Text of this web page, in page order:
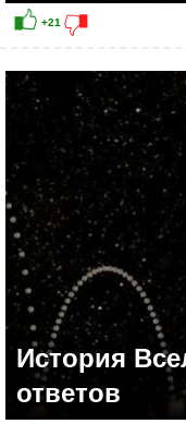
+15
История
ответов